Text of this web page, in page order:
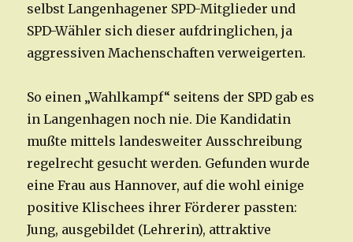
selbst Langenhagener SPD-Mitglieder und
SPD-Wähler sich dieser aufdringlichen, ja
aggressiven Machenschaften verweigerten.
So einen „Wahlkampf“ seitens der SPD gab es
in Langenhagen noch nie. Die Kandidatin
mußte mittels landesweiter Ausschreibung
regelrecht gesucht werden. Gefunden wurde
eine Frau aus Hannover, auf die wohl einige
positive Klischees ihrer Förderer passten:
Jung, ausgebildet (Lehrerin), attraktive